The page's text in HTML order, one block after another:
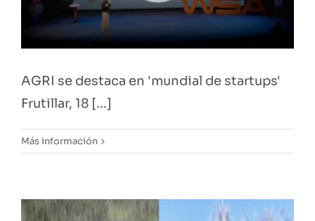
AGRI se destaca en 'mundial de startups'
Frutillar, 18 [...]
Más información